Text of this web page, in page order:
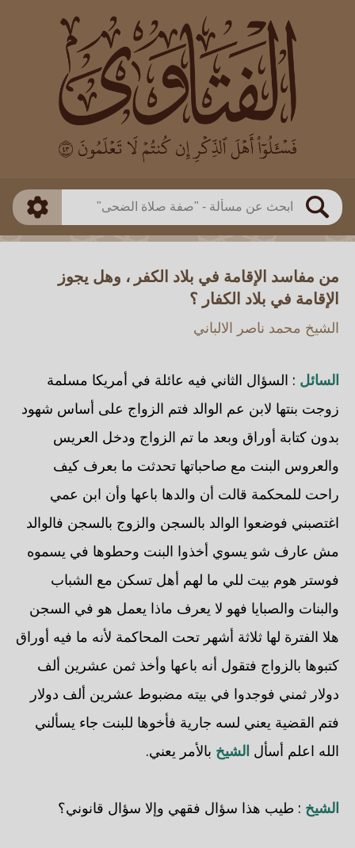
بحث
العالم
بن باز
بن العثيمين
اللجنة الدائمة
طريقة البحث
ذكي
من مفاسد الإقامة في بلاد الكفر ، وهل يجوز
الإقامة في بلاد الكفار ؟
الشيخ محمد ناصر الالباني
السائل : السؤال الثاني فيه عائلة في أمريكا مسلمة
زوجت بنتها لابن عم الوالد فتم الزواج على أساس شهود
بدون كتابة أوراق وبعد ما تم الزواج ودخل العريس
والعروس البنت مع صاحباتها تحدثت ما بعرف كيف
راحت للمحكمة قالت أن والدها باعها وأن ابن عمي
اغتصبني فوضعوا الوالد بالسجن والزوج بالسجن فالوالد
مش عارف شو يسوي أخذوا البنت وحطوها في يسموه
فوستر هوم بيت للي ما لهم أهل تسكن مع الشباب
والبنات والصبايا فهو لا يعرف ماذا يعمل هو في السجن
هلا الفترة لها ثلاثة أشهر تحت المحاكمة لأنه ما فيه أوراق
كتبوها بالزواج فتقول أنه باعها وأخذ ثمن عشرين ألف
دولار ثمني فوجدوا في بيته مضبوط عشرين ألف دولار
فتم القضية يعني لسه جارية فأخوها للبنت جاء يسألني
الله اعلم أسأل الشيخ بالأمر يعني.
الشيخ : طيب هذا سؤال فقهي وإلا سؤال قانوني؟